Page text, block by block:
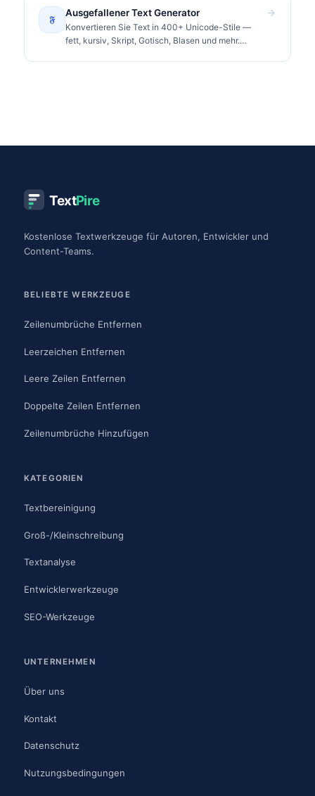
𝔉
Ausgefallener Text Generator
Konvertieren Sie Text in 400+ Unicode-Stile —
fett, kursiv, Skript, Gotisch, Blasen und mehr.
TextPire
Kostenlose Textwerkzeuge für Autoren, Entwickler und
Content-Teams.
BELIEBTE WERKZEUGE
Zeilenumbrüche Entfernen
Leerzeichen Entfernen
Leere Zeilen Entfernen
Doppelte Zeilen Entfernen
Zeilenumbrüche Hinzufügen
KATEGORIEN
Textbereinigung
Groß-/Kleinschreibung
Textanalyse
Entwicklerwerkzeuge
SEO-Werkzeuge
UNTERNEHMEN
Über uns
Kontakt
Datenschutz
Nutzungsbedingungen